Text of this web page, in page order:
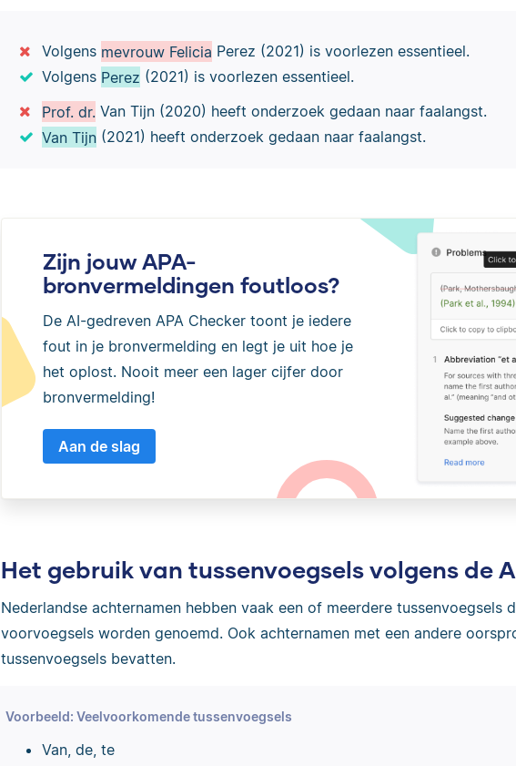
Volgens mevrouw Felicia Perez (2021) is voorlezen essentieel.
Volgens Perez (2021) is voorlezen essentieel.
Prof. dr.Van Tijn (2020) heeft onderzoek gedaan naar faalangst.
Van Tijn(2021) heeft onderzoek gedaan naar faalangst.
Zijn jouw APA-
bronvermeldingen foutloos?
De AI-gedreven APA Checker toont je iedere
fout in je bronvermelding en legt je uit hoe je
het oplost. Nooit meer een lager cijfer door
bronvermelding!
Aan de slag
Het gebruik van tussenvoegsels volgens de
Nederlandse achternamen hebben vaak een of meerdere tussenvoegsels
voorvoegsels worden genoemd. Ook achternamen met een andere
tussenvoegsels bevatten.
Voorbeeld: Veelvoorkomende tussenvoegsels
Van, de, te